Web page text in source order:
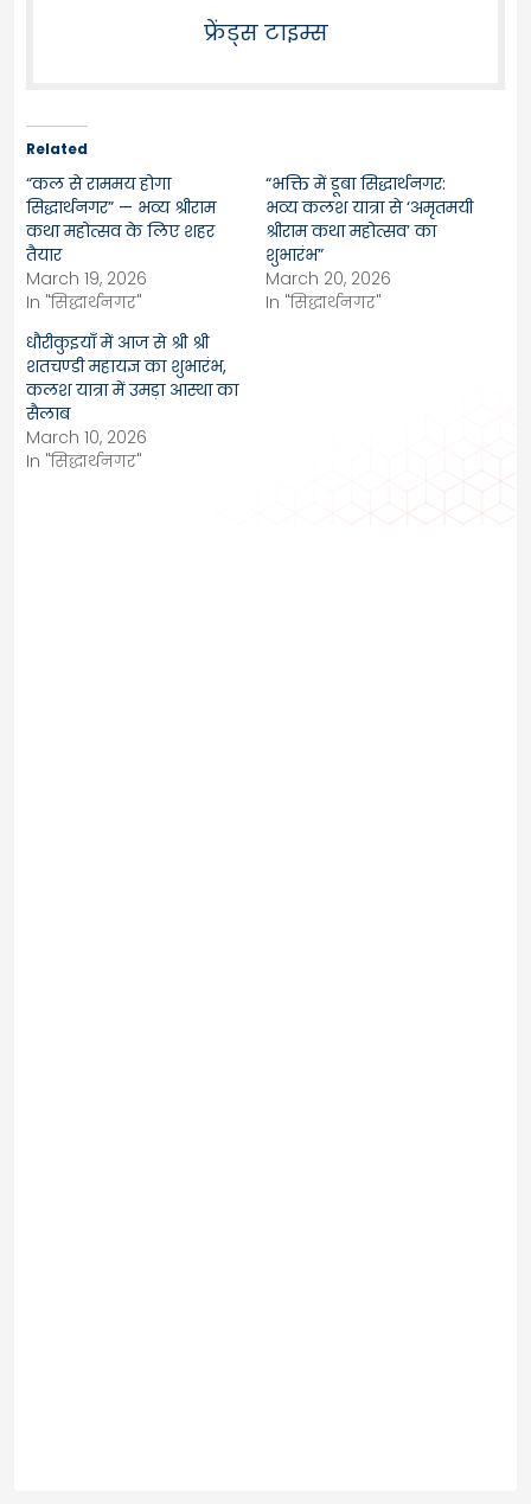
फ्रेंड्स टाइम्स
Related
“कल से राममय होगा
सिद्धार्थनगर” — भव्य श्रीराम
कथा महोत्सव के लिए शहर
तैयार
March 19, 2026
In "सिद्धार्थनगर"
“भक्ति में डूबा सिद्धार्थनगर:
भव्य कलश यात्रा से ‘अमृतमयी
श्रीराम कथा महोत्सव’ का
शुभारंभ”
March 20, 2026
In "सिद्धार्थनगर"
धौरीकुइयाँ में आज से श्री श्री
शतचण्डी महायज्ञ का शुभारंभ,
कलश यात्रा में उमड़ा आस्था का
सैलाब
March 10, 2026
In "सिद्धार्थनगर"